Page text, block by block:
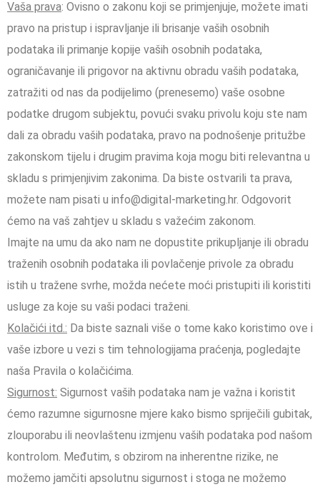
Vaša prava: Ovisno o zakonu koji se primjenjuje, možete imati
pravo na pristup i ispravljanje ili brisanje vaših osobnih
podataka ili primanje kopije vaših osobnih podataka,
ograničavanje ili prigovor na aktivnu obradu vaših podataka,
zatražiti od nas da podijelimo (prenesemo) vaše osobne
podatke drugom subjektu, povući svaku privolu koju ste nam
dali za obradu vaših podataka, pravo na podnošenje pritužbe
zakonskom tijelu i drugim pravima koja mogu biti relevantna u
skladu s primjenjivim zakonima. Da biste ostvarili ta prava,
možete nam pisati u info@digital-marketing.hr. Odgovorit
ćemo na vaš zahtjev u skladu s važećim zakonom.
Imajte na umu da ako nam ne dopustite prikupljanje ili obradu
traženih osobnih podataka ili povlačenje privole za obradu
istih u tražene svrhe, možda nećete moći pristupiti ili koristiti
usluge za koje su vaši podaci traženi.
Kolačići itd.: Da biste saznali više o tome kako koristimo ove i
vaše izbore u vezi s tim tehnologijama praćenja, pogledajte
naša Pravila o kolačićima.
Sigurnost: Sigurnost vaših podataka nam je važna i koristit
ćemo razumne sigurnosne mjere kako bismo spriječili gubitak,
zlouporabu ili neovlaštenu izmjenu vaših podataka pod našom
kontrolom. Međutim, s obzirom na inherentne rizike, ne
možemo jamčiti apsolutnu sigurnost i stoga ne možemo